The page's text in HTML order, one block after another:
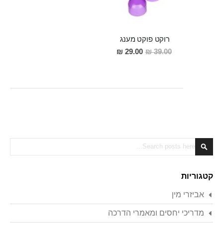
רוקט פוקט מענג
39.00 ₪
מחיר
מבצע
29.00 ₪
Search
Search
קטגוריות
אביזרי מין
מדריכי יחסים ומאמרי הדרכה